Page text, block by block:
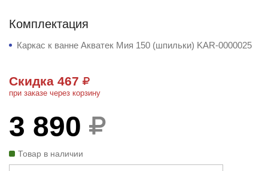
Комплектация
Каркас к ванне Акватек Мия 150 (шпильки) KAR-0000025
Скидка 467
при заказе через корзину
3 890
Товар в наличии